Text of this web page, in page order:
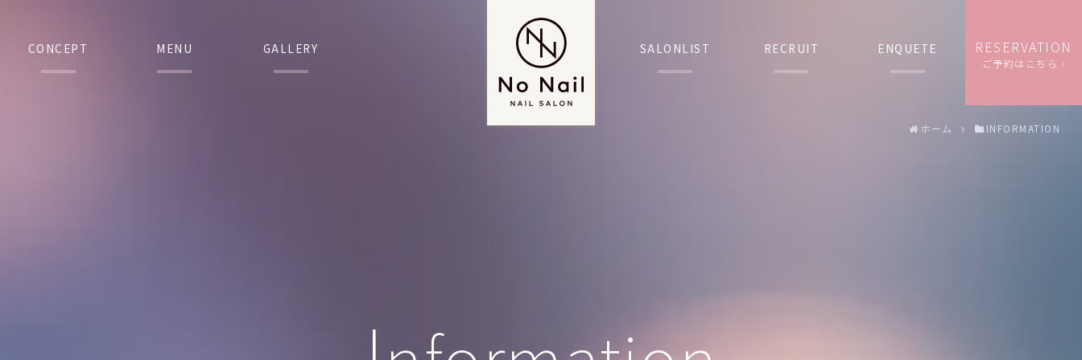
CONCEPT MENU GALLERY SALONLIST RECRUIT ENQUETE RESERVATION
ご予約はこちら ›
ホーム INFORMATION